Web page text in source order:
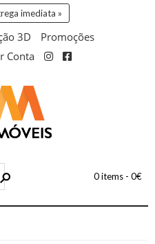
imediata »
3D
Promoções
Conta
0 items - 0€